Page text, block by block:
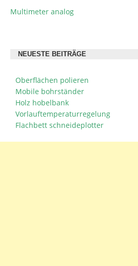
BEITRAGSNAVIGATION
Multimeter analog
NEUESTE BEITRÄGE
Oberflächen polieren
Mobile bohrständer
Holz hobelbank
Vorlauftemperaturregelung
Flachbett schneideplotter